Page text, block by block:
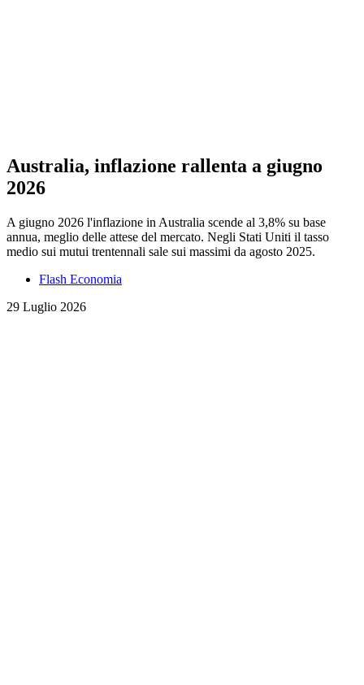
Australia, inflazione rallenta a giugno
2026
A giugno 2026 l'inflazione in Australia scende al 3,8% su base
annua, meglio delle attese del mercato. Negli Stati Uniti il tasso
medio sui mutui trentennali sale sui massimi da agosto 2025.
Flash Economia
29 Luglio 2026